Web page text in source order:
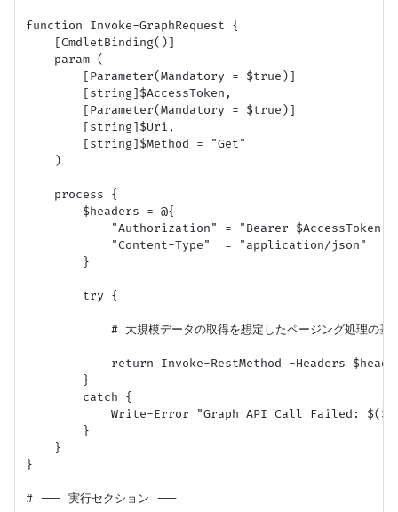
function Invoke-GraphRequest {
    [CmdletBinding()]
    param (
        [Parameter(Mandatory = $true)]
        [string]$AccessToken,
        [Parameter(Mandatory = $true)]
        [string]$Uri,
        [string]$Method = "Get"
    )
    process {
        $headers = @{
            "Authorization" = "Bearer $AccessToken"
            "Content-Type"  = "application/json"
        }
        try {
# 大規模データの取得を想定したページング処理の基
return Invoke-RestMethod -Headers
        }
        catch {
Write-Error "Graph API Call Failed:
        }
    }
}
# --- 実行セクション ---